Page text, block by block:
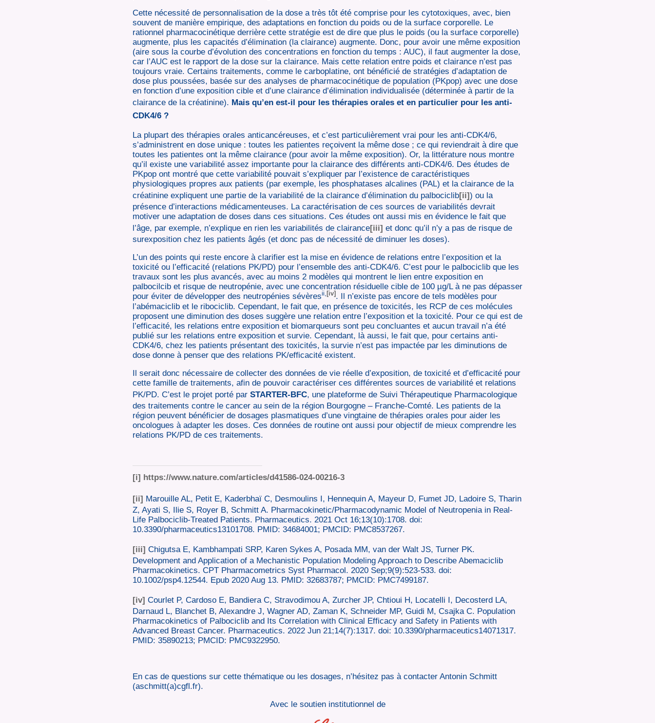
Cette nécessité de personnalisation de la dose a très tôt été comprise pour les cytotoxiques, avec, bien
souvent de manière empirique, des adaptations en fonction du poids ou de la surface corporelle. Le
rationnel pharmacocinétique derrière cette stratégie est de dire que plus le poids (ou la surface corporelle)
augmente, plus les capacités d’élimination (la clairance) augmente. Donc, pour avoir une même exposition
(aire sous la courbe d’évolution des concentrations en fonction du temps : AUC), il faut augmenter la dose,
car l’AUC est le rapport de la dose sur la clairance. Mais cette relation entre poids et clairance n’est pas
toujours vraie. Certains traitements, comme le carboplatine, ont bénéficié de stratégies d’adaptation de
dose plus poussées, basée sur des analyses de pharmacocinétique de population (PKpop) avec une dose
en fonction d’une exposition cible et d’une clairance d’élimination individualisée (déterminée à partir de la
clairance de la créatinine). Mais qu’en est-il pour les thérapies orales et en particulier pour les anti-
CDK4/6 ?
La plupart des thérapies orales anticancéreuses, et c’est particulièrement vrai pour les anti-CDK4/6,
s’administrent en dose unique : toutes les patientes reçoivent la même dose ; ce qui reviendrait à dire que
toutes les patientes ont la même clairance (pour avoir la même exposition). Or, la littérature nous montre
qu’il existe une variabilité assez importante pour la clairance des différents anti-CDK4/6. Des études de
PKpop ont montré que cette variabilité pouvait s’expliquer par l’existence de caractéristiques
physiologiques propres aux patients (par exemple, les phosphatases alcalines (PAL) et la clairance de la
créatinine expliquent une partie de la variabilité de la clairance d’élimination du palbociclib[ii]) ou la
présence d’interactions médicamenteuses. La caractérisation de ces sources de variabilités devrait
motiver une adaptation de doses dans ces situations. Ces études ont aussi mis en évidence le fait que
l’âge, par exemple, n’explique en rien les variabilités de clairance[iii] et donc qu’il n’y a pas de risque de
surexposition chez les patients âgés (et donc pas de nécessité de diminuer les doses).
L’un des points qui reste encore à clarifier est la mise en évidence de relations entre l’exposition et la
toxicité ou l’efficacité (relations PK/PD) pour l’ensemble des anti-CDK4/6. C’est pour le palbociclib que les
travaux sont les plus avancés, avec au moins 2 modèles qui montrent le lien entre exposition en
palbocilcib et risque de neutropénie, avec une concentration résiduelle cible de 100 µg/L à ne pas dépasser
pour éviter de développer des neutropénies sévèresii, [iv] . Il n’existe pas encore de tels modèles pour
l’abémaciclib et le ribociclib. Cependant, le fait que, en présence de toxicités, les RCP de ces molécules
proposent une diminution des doses suggère une relation entre l’exposition et la toxicité. Pour ce qui est de
l’efficacité, les relations entre exposition et biomarqueurs sont peu concluantes et aucun travail n’a été
publié sur les relations entre exposition et survie. Cependant, là aussi, le fait que, pour certains anti-
CDK4/6, chez les patients présentant des toxicités, la survie n’est pas impactée par les diminutions de
dose donne à penser que des relations PK/efficacité existent.
Il serait donc nécessaire de collecter des données de vie réelle d’exposition, de toxicité et d’efficacité pour
cette famille de traitements, afin de pouvoir caractériser ces différentes sources de variabilité et relations
PK/PD. C’est le projet porté par STARTER-BFC, une plateforme de Suivi Thérapeutique Pharmacologique
des traitements contre le cancer au sein de la région Bourgogne – Franche-Comté. Les patients de la
région peuvent bénéficier de dosages plasmatiques d’une vingtaine de thérapies orales pour aider les
oncologues à adapter les doses. Ces données de routine ont aussi pour objectif de mieux comprendre les
relations PK/PD de ces traitements.
[i] https://www.nature.com/articles/d41586-024-00216-3
[ii] Marouille AL, Petit E, Kaderbhaï C, Desmoulins I, Hennequin A, Mayeur D, Fumet JD, Ladoire S, Tharin
Z, Ayati S, Ilie S, Royer B, Schmitt A. Pharmacokinetic/Pharmacodynamic Model of Neutropenia in Real-
Life Palbociclib-Treated Patients. Pharmaceutics. 2021 Oct 16;13(10):1708. doi:
10.3390/pharmaceutics13101708. PMID: 34684001; PMCID: PMC8537267.
[iii] Chigutsa E, Kambhampati SRP, Karen Sykes A, Posada MM, van der Walt JS, Turner PK.
Development and Application of a Mechanistic Population Modeling Approach to Describe Abemaciclib
Pharmacokinetics. CPT Pharmacometrics Syst Pharmacol. 2020 Sep;9(9):523-533. doi:
10.1002/psp4.12544. Epub 2020 Aug 13. PMID: 32683787; PMCID: PMC7499187.
[iv] Courlet P, Cardoso E, Bandiera C, Stravodimou A, Zurcher JP, Chtioui H, Locatelli I, Decosterd LA,
Darnaud L, Blanchet B, Alexandre J, Wagner AD, Zaman K, Schneider MP, Guidi M, Csajka C. Population
Pharmacokinetics of Palbociclib and Its Correlation with Clinical Efficacy and Safety in Patients with
Advanced Breast Cancer. Pharmaceutics. 2022 Jun 21;14(7):1317. doi: 10.3390/pharmaceutics14071317.
PMID: 35890213; PMCID: PMC9322950.
En cas de questions sur cette thématique ou les dosages, n’hésitez pas à contacter Antonin Schmitt
(aschmitt(a)cgfl.fr).
Avec le soutien institutionnel de